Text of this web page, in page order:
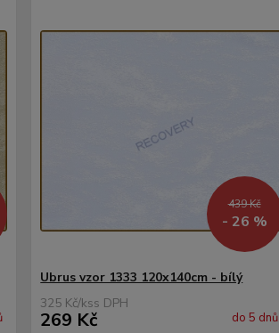
439 Kč
- 26 %
Ubrus vzor 1333 120x140cm - bílý
325 Kč/ks
269 Kč do 5 dnů